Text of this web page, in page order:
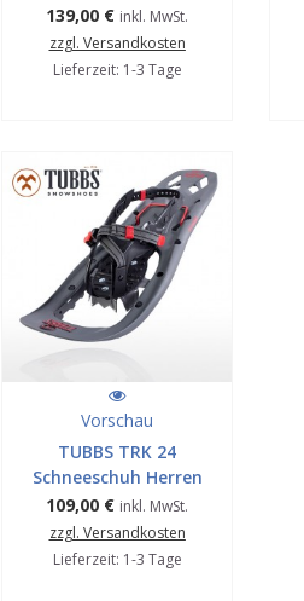
139,00 € inkl. MwSt.
zzgl. Versandkosten
Lieferzeit: 1-3 Tage
Vorschau
TUBBS TRK 24
Schneeschuh Herren
109,00 € inkl. MwSt.
zzgl. Versandkosten
Lieferzeit: 1-3 Tage